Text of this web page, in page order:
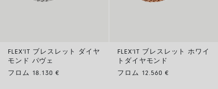
FLEX’IT ブレスレット ダイヤ
モンド パヴェ
フロム 18.130 €
FLEX’IT ブレスレット ホワイ
トダイヤモンド
フロム 12.560 €